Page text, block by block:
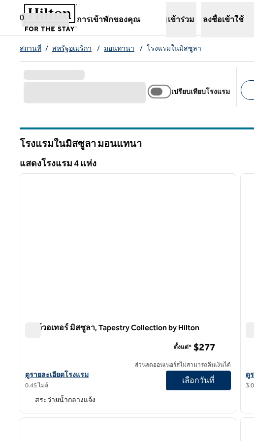
ข้ามไปที่เนื้อหา
0
การเข้าพักของคุณ
เปิดแท็บใหม่
เข้าร่วม ลงชื่อเข้าใช้
สถานที่ / สหรัฐอเมริกา / มอนทานา / โรงแรมในมิสซูลา
เปรียบเทียบโรงแรม
โรงแรมในมิสซูลามอนแทนา
แสดงโรงแรม 4 แห่ง
แสดงโรงแรม 4 แห่ง
1 จาก 12
ภาพถัดไป
เอดจ์วอเทอร์ มิสซูลา, Tapestry Collection by Hilton
ดูรายละเอียดโรงแรมสําหรับ Edgewater Missoula, Tapestry Collection by
ดูรายละเอียดโรงแรม
0.45 ไมล์
ตั้งแต่* $277
ส่วนลดออนเนอร์สไม่สามารถคืนเงินได้
เลือกวันที่
สระว่ายน้ำกลางแจ้ง
1 จ
ดู
ดู
1 จาก 12
ภาพถัดไป
1 จ